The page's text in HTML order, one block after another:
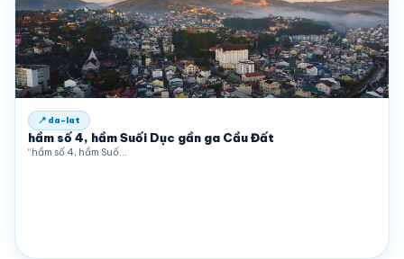
📍 da-lat
hầm số 4, hầm Suối Dục gần ga Cầu Đất
“hầm số 4, hầm Suố…